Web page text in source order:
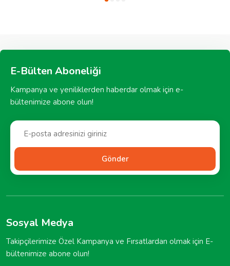
E-Bülten Aboneliği
Kampanya ve yeniliklerden haberdar olmak için e-
bültenimize abone olun!
Gönder
Sosyal Medya
Takipçilerimize Özel Kampanya ve Fırsatlardan olmak için E-
bültenimize abone olun!